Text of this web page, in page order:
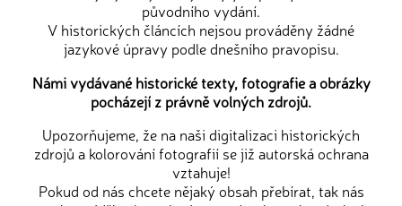
původního vydání.
V historických článcích nejsou prováděny žádné
jazykové úpravy podle dnešního pravopisu.
Námi vydávané historické texty, fotografie a obrázky
pocházejí z právně volných zdrojů.
Upozorňujeme, že na naši digitalizaci historických
zdrojů a kolorování fotografií se již autorská ochrana
vztahuje!
Pokud od nás chcete nějaký obsah přebírat, tak nás